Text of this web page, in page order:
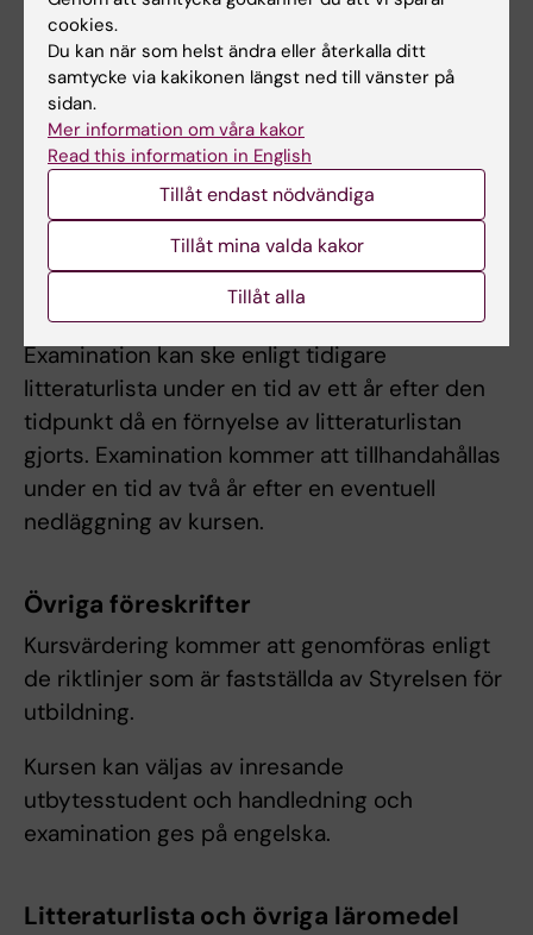
Examination
Muntligt reflektionsseminarium.
Skriftlig inlämningsuppgift
Obligatorisk närvaro gäller för auskultationer i
den kliniska verksamheten enligt schema.
Kursansvarig lärare beslutar om hur studenten
ska ersätta eventuell frånvaro
Övergångsbestämmelser
Examination kan ske enligt tidigare
litteraturlista under en tid av ett år efter den
tidpunkt då en förnyelse av litteraturlistan
gjorts. Examination kommer att tillhandahållas
under en tid av två år efter en eventuell
nedläggning av kursen.
Övriga föreskrifter
Kursvärdering kommer att genomföras enligt
de riktlinjer som är fastställda av Styrelsen för
utbildning.
Kursen kan väljas av inresande
utbytesstudent och handledning och
examination ges på engelska.
Litteraturlista och övriga läromedel
cookies.
Du kan när som helst ändra eller återkalla ditt
samtycke via kakikonen längst ned till vänster på
sidan.
Mer information om våra kakor
Read this information in English
Tillåt endast nödvändiga
Tillåt mina valda kakor
Tillåt alla